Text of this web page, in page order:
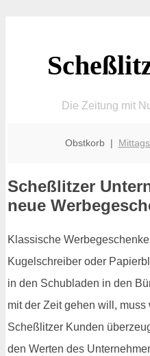
Die Zeitung mit
Obstkorb |
Scheßlitzer
neue
Klassische
Kugelschreiber oder
in den Schubladen in den
mit der Zeit gehen will,
Scheßlitzer Kunden
den Werten des